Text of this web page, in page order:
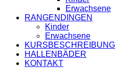
Erwachsene
RANGENDINGEN
Kinder
Erwachsene
KURSBESCHREIBUNG
HALLENBÄDER
KONTAKT